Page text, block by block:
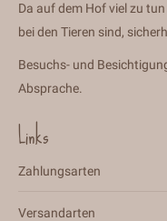
Da auf dem Hof viel zu
bei den Tieren sind,
Besuchs- und
Absprache.
Links
Zahlungsarten
Versandarten